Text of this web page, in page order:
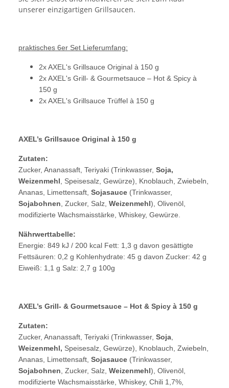
unserer einzigartigen Grillsaucen.
praktisches 6er Set Lieferumfang:
2x AXEL's Grillsauce Original à 150 g
2x AXEL's Grill- & Gourmetsauce – Hot & Spicy à
150 g
2x AXEL's Grillsauce Trüffel à 150 g
AXEL’s Grillsauce Original à 150 g
Zutaten:
Zucker, Ananassaft, Teriyaki (Trinkwasser, Soja,
Weizenmehl, Speisesalz, Gewürze), Knoblauch, Zwiebeln,
Ananas, Limettensaft, Sojasauce (Trinkwasser,
Sojabohnen, Zucker, Salz, Weizenmehl), Olivenöl,
modifizierte Wachsmaisstärke, Whiskey, Gewürze.
Nährwerttabelle:
Energie: 849 kJ / 200 kcal Fett: 1,3 g davon gesättigte
Fettsäuren: 0,2 g Kohlenhydrate: 45 g davon Zucker: 42 g
Eiweiß: 1,1 g Salz: 2,7 g 100g
AXEL’s Grill- & Gourmetsauce – Hot & Spicy à 150 g
Zutaten:
Zucker, Ananassaft, Teriyaki (Trinkwasser, Soja,
Weizenmehl, Speisesalz, Gewürze), Knoblauch, Zwiebeln,
Ananas, Limettensaft, Sojasauce (Trinkwasser,
Sojabohnen, Zucker, Salz, Weizenmehl), Olivenöl,
modifizierte Wachsmaisstärke, Whiskey, Chili 1,7%,